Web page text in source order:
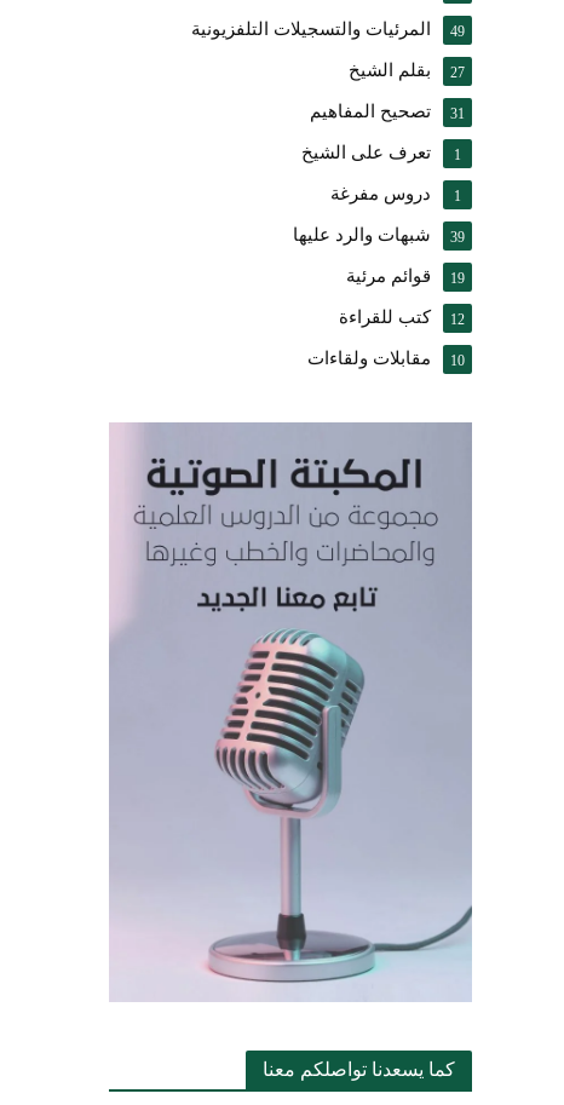
المرئيات والتسجيلات التلفزيونية 49
بقلم الشيخ 27
تصحيح المفاهيم 31
تعرف على الشيخ 1
دروس مفرغة 1
شبهات والرد عليها 39
قوائم مرئية 19
كتب للقراءة 12
مقابلات ولقاءات 10
كما يسعدنا تواصلكم معنا